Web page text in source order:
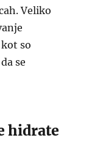
Veliko
so
se
hidrate